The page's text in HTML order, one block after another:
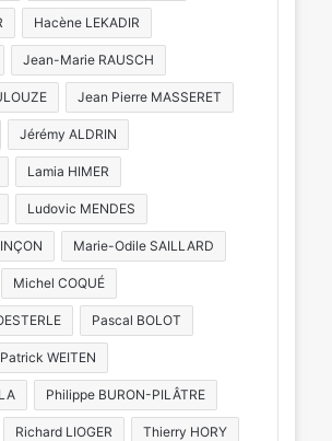
Hacène LEKADIR
Jean-Marie RAUSCH
Jean Pierre MASSERET
Jérémy ALDRIN
Lamia HIMER
Ludovic MENDES
Marie-Odile SAILLARD
Michel COQUÉ
Pascal BOLOT
Patrick WEITEN
Philippe BURON-PILÂTRE
Richard LIOGER Thierry HORY